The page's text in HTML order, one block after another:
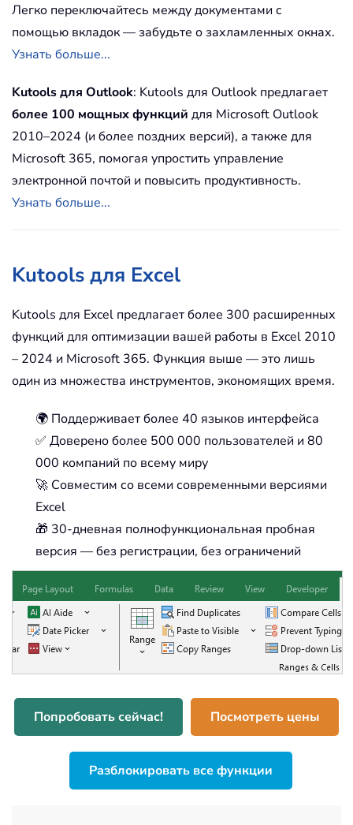
Легко переключайтесь между документами с
помощью вкладок — забудьте о захламленных окнах.
Узнать больше...
Kutools для Outlook: Kutools для Outlook предлагает
более 100 мощных функций для Microsoft Outlook
2010–2024 (и более поздних версий), а также для
Microsoft 365, помогая упростить управление
электронной почтой и повысить продуктивность.
Узнать больше...
Kutools для Excel
Kutools для Excel предлагает более 300 расширенных
функций для оптимизации вашей работы в Excel 2010
– 2024 и Microsoft 365. Функция выше — это лишь
один из множества инструментов, экономящих время.
🌍 Поддерживает более 40 языков интерфейса
✅ Доверено более 500 000 пользователей и 80
000 компаний по всему миру
🚀 Совместим со всеми современными версиями
Excel
🎁 30-дневная полнофункциональная пробная
версия — без регистрации, без ограничений
Попробовать сейчас! Посмотреть цены
Разблокировать все функции